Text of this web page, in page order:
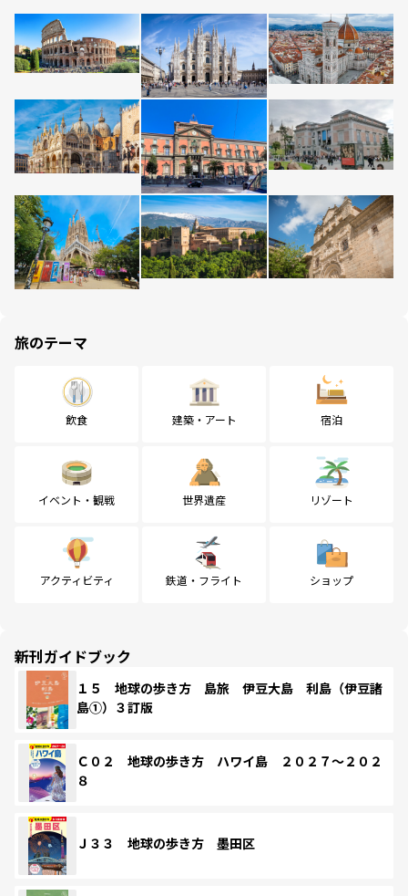
旅のテーマ
飲食 建築・アート 宿泊
イベント・観戦 世界遺産 リゾート
アクティビティ 鉄道・フライト ショップ
新刊ガイドブック
１５ 地球の歩き方 島旅 伊豆大島 利島（伊豆諸
島①）３訂版
Ｃ０２ 地球の歩き方 ハワイ島 ２０２７～２０２
８
Ｊ３３ 地球の歩き方 墨田区